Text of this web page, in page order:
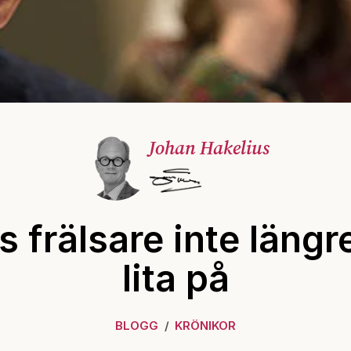
Johan Hakelius
frälsare inte
lita på
BLOGG KRÖNIKOR